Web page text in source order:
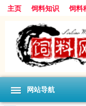
主页 饲料知识 饲料
网站导航